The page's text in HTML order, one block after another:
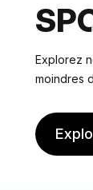
Explorez
moindres